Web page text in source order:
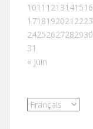
1011 1213141516
1718192021 2223
24252627282930
31
« Juin
Choisir